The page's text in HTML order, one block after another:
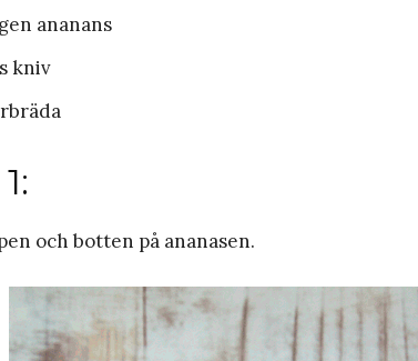
ananans
kniv
och botten på ananasen.